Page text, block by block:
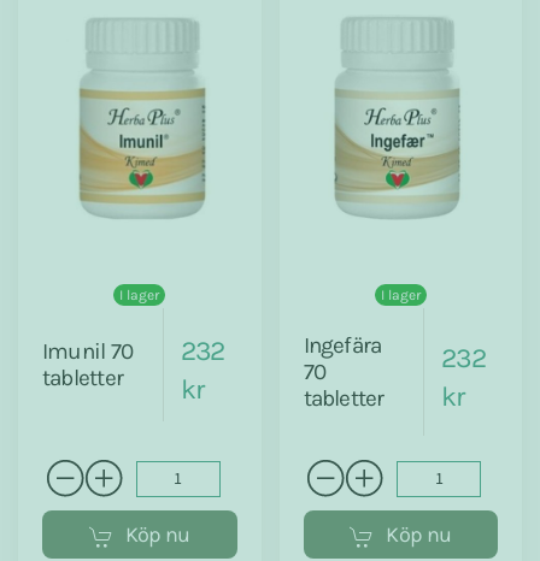
I lager
Imunil 70
tabletter
232
kr
Köp nu
I lager
Ingefära
70
tabletter
232
kr
Köp nu